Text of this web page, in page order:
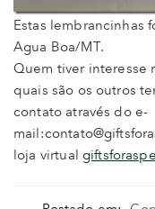
Estas lembrancinhas
Agua Boa/MT.
Quem tiver interesse
quais são os outros
contato através do e-
loja virtual